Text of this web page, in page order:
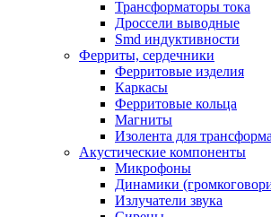
Трансформаторы тока
Дроссели выводные
Smd индуктивности
Ферриты, сердечники
Ферритовые изделия
Каркасы
Ферритовые кольца
Магниты
Изолента для
Акустические компоненты
Микрофоны
Динамики
Излучатели звука